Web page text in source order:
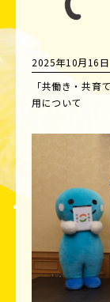
2025年10月16日
「共働き・共育
用について